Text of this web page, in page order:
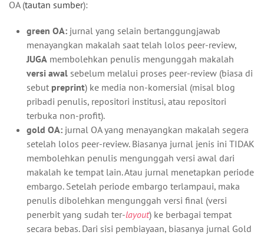
OA (tautan sumber):
green OA: jurnal yang selain bertanggungjawab
menayangkan makalah saat telah lolos peer-review,
JUGA membolehkan penulis mengunggah makalah
versi awal sebelum melalui proses peer-review (biasa di
sebut preprint) ke media non-komersial (misal blog
pribadi penulis, repositori institusi, atau repositori
terbuka non-profit).
gold OA: jurnal OA yang menayangkan makalah segera
setelah lolos peer-review. Biasanya jurnal jenis ini TIDAK
membolehkan penulis mengunggah versi awal dari
makalah ke tempat lain. Atau jurnal menetapkan periode
embargo. Setelah periode embargo terlampaui, maka
penulis dibolehkan mengunggah versi final (versi
penerbit yang sudah ter-layout) ke berbagai tempat
secara bebas. Dari sisi pembiayaan, biasanya jurnal Gold